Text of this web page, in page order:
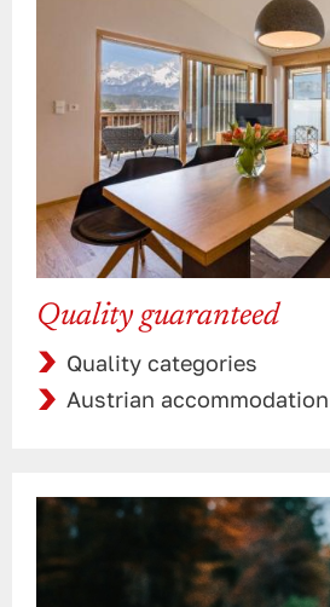
Quality guaranteed
Quality categories
Austrian accommodation